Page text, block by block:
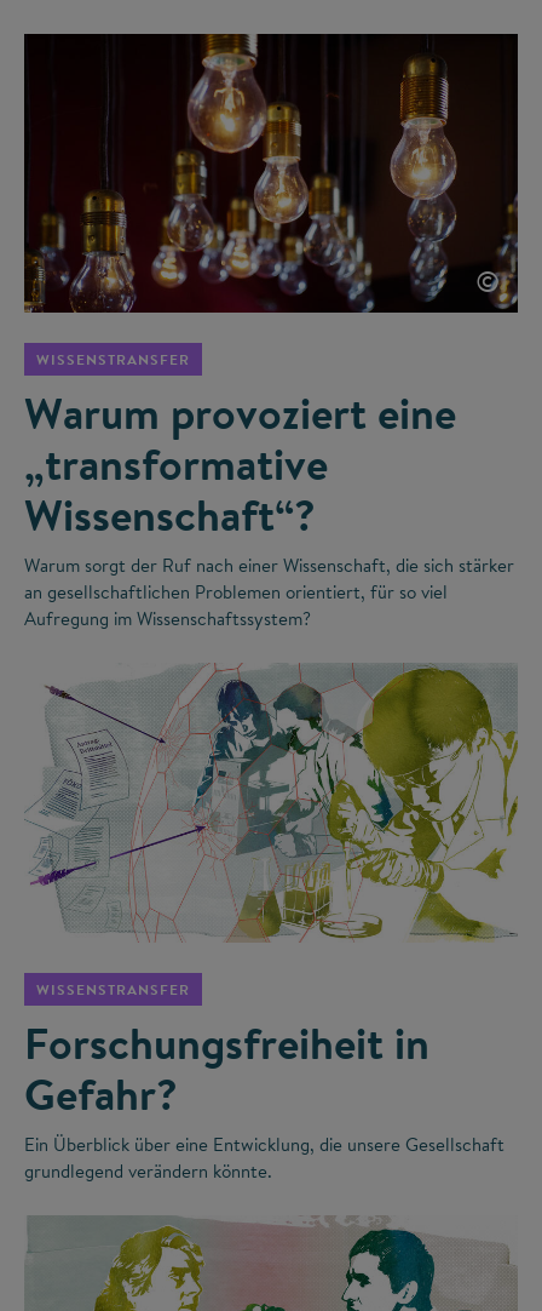
©
WISSENSTRANSFER
Warum provoziert eine
„transformative
Wissenschaft“?
Warum sorgt der Ruf nach einer Wissenschaft, die sich stärker
an gesellschaftlichen Problemen orientiert, für so viel
Aufregung im Wissenschaftssystem?
©
WISSENSTRANSFER
Forschungsfreiheit in
Gefahr?
Ein Überblick über eine Entwicklung, die unsere Gesellschaft
grundlegend verändern könnte.